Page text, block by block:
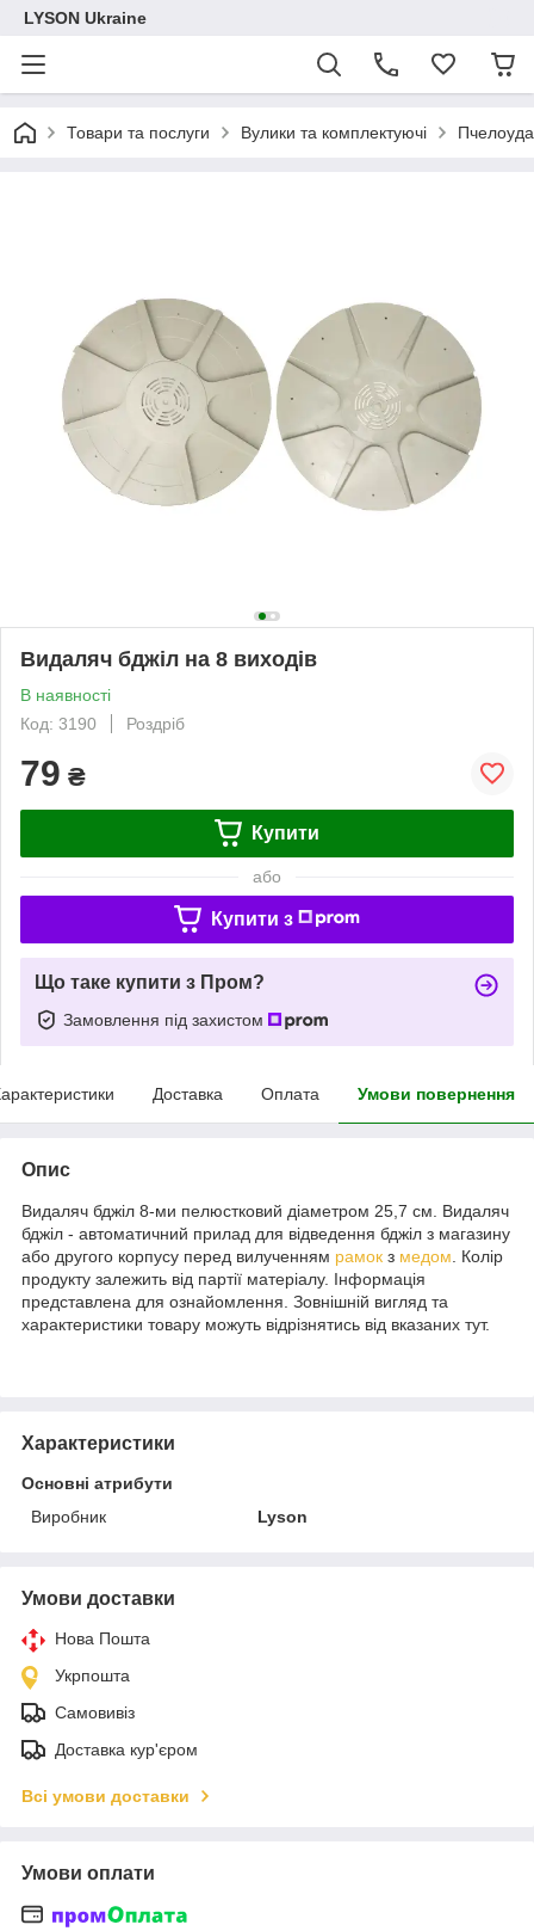
LYSON Ukraine
Товари та послуги Вулики та комплектуючі
Видаляч бджіл на 8 виходів
В наявності
Код: 3190
Роздріб
79 ₴
Купити
або
Купити з
Що таке купити з Пром?
Замовлення під захистом
Доставка Оплата Умови повернення
Опис
Видаляч бджіл 8-ми пелюстковий діаметром 25,7 см. Видаляч
бджіл - автоматичний прилад для відведення бджіл з магазину
або другого корпусу перед вилученням рамок з медом . Колір
продукту залежить від партії матеріалу. Інформація
представлена для ознайомлення. Зовнішній вигляд та
характеристики товару можуть відрізнятись від вказаних тут.
Характеристики
Основні атрибути
Виробник
Lyson
Умови доставки
Нова Пошта
Укрпошта
Самовивіз
Доставка кур'єром
Всі умови доставки
Умови оплати